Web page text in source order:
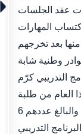
عقد الجلسات
المهارات
منها بعد تخرجهم
وطنية شابة
التدريبي كرّم
العام من طلبة
الجامعات الذين التحقوا بالتدريب الميداني، والبالغ عددهم 6
التدريبي